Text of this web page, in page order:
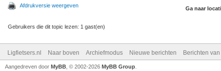
Afdrukversie weergeven Ga naar
Gebruikers die dit topic lezen: 1 gast(en)
Ligfietsers.nl Naar boven Archiefmodus Nieuwe berichten Berichten
Aangedreven door MyBB , © 2002-2026 MyBB Group